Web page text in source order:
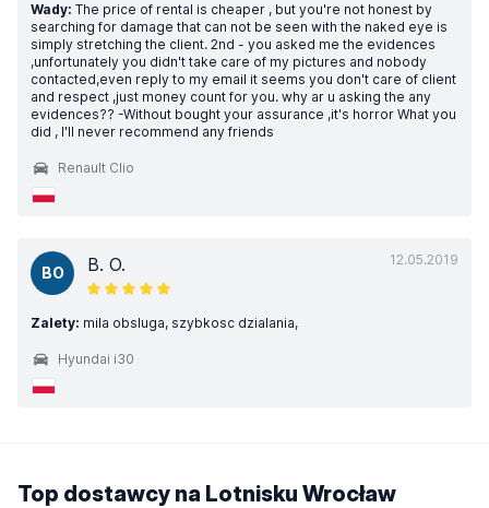
Wady: The price of rental is cheaper , but you're not honest by
searching for damage that can not be seen with the naked eye is
simply stretching the client. 2nd - you asked me the evidences
,unfortunately you didn't take care of my pictures and nobody
contacted,even reply to my email it seems you don't care of client
and respect ,just money count for you. why ar u asking the any
evidences?? -Without bought your assurance ,it's horror What you
did , I'll never recommend any friends
Renault Clio
12.05.2019
BO B. O.
Zalety: mila obsluga, szybkosc dzialania,
Hyundai i30
Top dostawcy na Lotnisku Wrocław